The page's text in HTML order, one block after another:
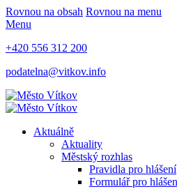
Rovnou na obsah Rovnou na menu
Menu
+420 556 312 200
podatelna@vitkov.info
Aktuálně
Aktuality
Městský rozhlas
Pravidla pro hlášení
Formulář pro